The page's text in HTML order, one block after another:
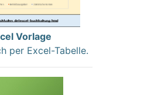
Vorlage
per Excel-Tabelle.